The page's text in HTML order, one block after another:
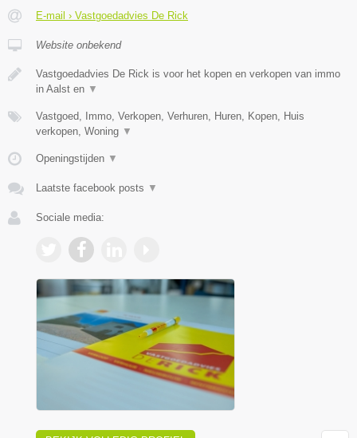
E-mail › Vastgoedadvies De Rick
Website onbekend
Vastgoedadvies De Rick is voor het kopen en verkopen van immo
in Aalst en ▼
Vastgoed, Immo, Verkopen, Verhuren, Huren, Kopen, Huis
verkopen, Woning ▼
Openingstijden ▼
Laatste facebook posts ▼
Sociale media: